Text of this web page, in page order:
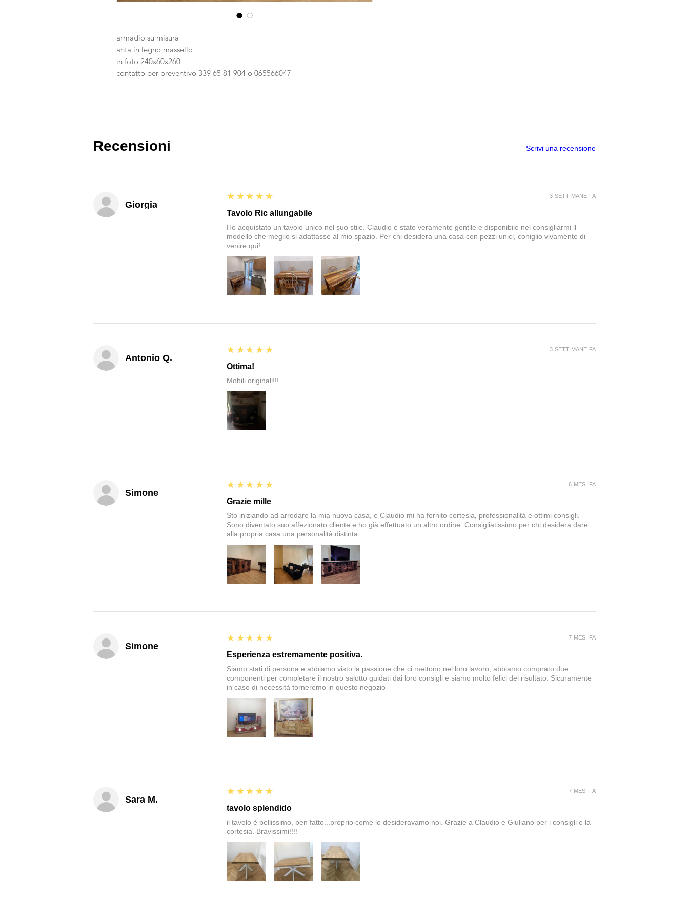
armadio su misura
anta in legno massello
in foto 240x60x260
contatto per preventivo 339 65 81 904 o 065566047
Recensioni Scrivi una recensione
Giorgia
5
★★★★★
Tavolo Ric allungabile
Ho acquistato un tavolo unico nel suo stile. Claudio è stato veramente gentile e disponibile nel consigliarmi il
modello che meglio si adattasse al mio spazio. Per chi desidera una casa con pezzi unici, coniglio vivamente di
venire qui!
3 SETTIMANE FA
Antonio Q.
5
★★★★★
Ottima!
Mobili originali!!!
3 SETTIMANE FA
Simone
5
★★★★★
Grazie mille
Sto iniziando ad arredare la mia nuova casa, e Claudio mi ha fornito cortesia, professionalità e ottimi consigli.
Sono diventato suo affezionato cliente e ho già effettuato un altro ordine. Consigliatissimo per chi desidera dare
alla propria casa una personalità distinta.
6 MESI FA
Simone
5
★★★★★
Esperienza estremamente positiva.
Siamo stati di persona e abbiamo visto la passione che ci mettono nel loro lavoro, abbiamo comprato due
componenti per completare il nostro salotto guidati dai loro consigli e siamo molto felici del risultato. Sicuramente
in caso di necessità torneremo in questo negozio
7 MESI FA
Sara M.
5
★★★★★
tavolo splendido
il tavolo è bellissimo, ben fatto...proprio come lo desideravamo noi. Grazie a Claudio e Giuliano per i consigli e la
cortesia. Bravissimi!!!!
7 MESI FA